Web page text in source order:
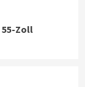
Zoll